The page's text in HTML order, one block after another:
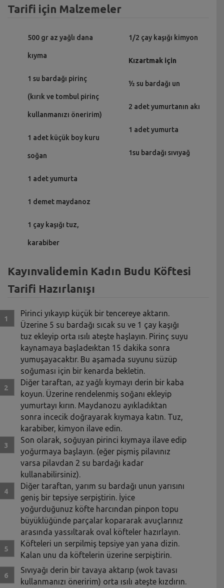
Tarifi için Malzemeler
500 gr az yağlı dana
kıyma
1 su bardağı pirinç
(kırık ve tombul pirinç
kullanmanızı öneririm)
1 adet küçük boy kuru
soğan
1 adet yumurta
1 demet maydanoz
1 çay kaşığı tuz,
karabiber
1/2 çay kaşığı kimyon
Kızartmak için
½ su bardağı un
2 adet yumurtanın akı
1 adet yumurta
1su bardağı sıvıyağ
Kayınvalidemin Kadın Budu Köftesi
Tarifi Hazırlanışı
Pirinci yıkayıp küçük bir tencereye aktarın.
Üzerine 5 su bardağı sıcak su ve 1 çay kaşığı
tuz ekleyip orta ısılı ateşte haşlayın. Pirinç suyu
kaynamaya başladeıktan 15 dakika sonra
yumuşayacaktır. Bu aşamada suyunu süzüp
soğuması için bir kenarda bekletin.
Diğer taraftan, az yağlı kıymayı derin bir kaba
koyun. Üzerine rendelenmiş soğanı ekleyip
yumurtayı kırın. Maydanozu ayıkladıktan
sonra incecik doğrayarak kıymaya katın. Tuz,
karabiber, kimyon ilave edin.
Son olarak, soğuyan pirinci kıymaya ilave edip
yoğurmaya başlayın. (eğer pişmiş pilavınız
varsa pilavdan 2 su bardağı kadar
kullanabilirsiniz).
Diğer taraftan, yarım su bardağı unun yarısını
geniş bir tepsiye serpiştirin. İyice
yoğurduğunuz köfte harcından pinpon topu
büyüklüğünde parçalar kopararak avuçlarınız
arasında yassıltarak oval köfteler hazırlayın.
Köfteleri un serpilmiş tepsiye yan yana dizin.
Kalan unu da köftelerin üzerine serpiştirin.
Sıvıyağı derin bir tavaya aktarıp (wok tavası
kullanmanızı öneririm) orta ısılı ateşte kızdırın.